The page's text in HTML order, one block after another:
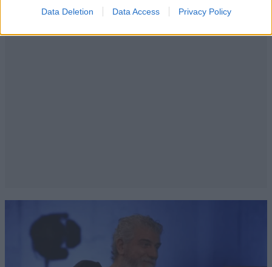
Data Deletion Data Access Privacy Policy